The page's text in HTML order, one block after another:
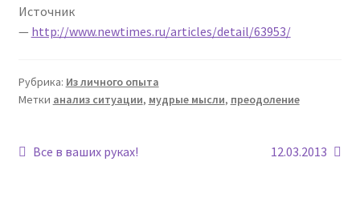
Источник
— http://www.newtimes.ru/articles/detail/63953/
Рубрика: Из личного опыта
Метки анализ ситуации, мудрые мысли, преодоление
Навигация
Предыдущая
Все в ваших руках!
Следующая
12.03.2013